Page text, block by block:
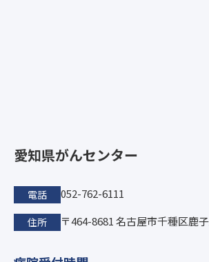
愛知県がんセンター
電話 052-762-6111
住所 〒464-8681 名古屋市千種区鹿